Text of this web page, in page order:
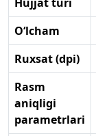
O‘lcham
Ruxsat (dpi)
Rasm
aniqligi
parametrlari